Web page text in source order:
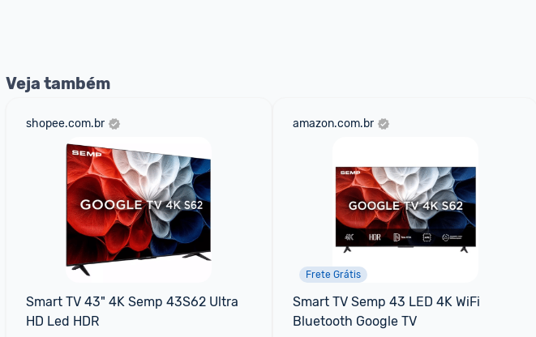
Veja também
shopee.com.br
Smart TV 43" 4K Semp 43S62 Ultra
HD Led HDR
amazon.com.br
Frete Grátis
Smart TV Semp 43 LED 4K WiFi
Bluetooth Google TV